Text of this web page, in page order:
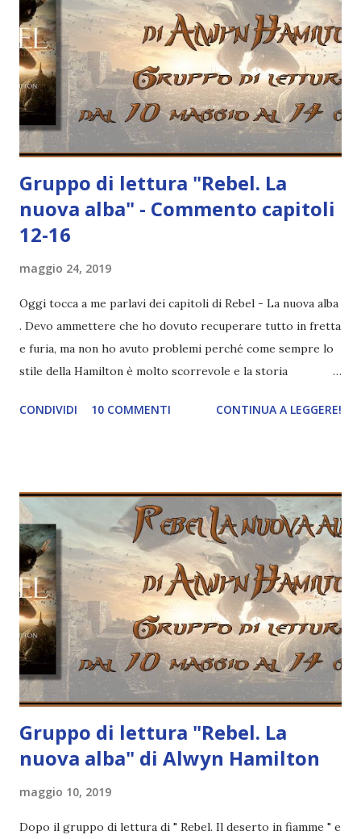
Gruppo di lettura "Rebel. La
nuova alba" - Commento capitoli
12-16
maggio 24, 2019
Oggi tocca a me parlavi dei capitoli di Rebel - La nuova alba
. Devo ammettere che ho dovuto recuperare tutto in fretta
e furia, ma non ho avuto problemi perché come sempre lo
stile della Hamilton è molto scorrevole e la storia
(Attenzione, SPOILEEEER ⚠️⚠️⚠️⚠️) Il sacrificio di Hala (💔)
Amani non accetta la proposta perché vorrebbe la sua
terra libera , nonostante il patto potrebbe procurare ai
ribelli un esercito per affrontare il Sultano. Jin invece non è
dello stesso parere perché un esercito sarebbe comodo
per salvare la sua famiglia e d'altronde è proprio quello che
stavano cercando. Alla fine però accetta la decisione di
Amani e, dopo aver liberato Sam che stava per essere
giustiziato per diserzione, scappano (abbandonando Leyla...
finalmente ce ...
CONDIVIDI 10 COMMENTI CONTINUA A LEGGERE!
Gruppo di lettura "Rebel. La
nuova alba" di Alwyn Hamilton
maggio 10, 2019
Dopo il gruppo di lettura di " Rebel. Il deserto in fiamme " e